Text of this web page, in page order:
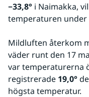
−33,8° i Naimakka,
temperaturen under
Mildluften återkom
väder runt den 17
var temperaturerna
registrerade 19,0°
högsta temperatur.